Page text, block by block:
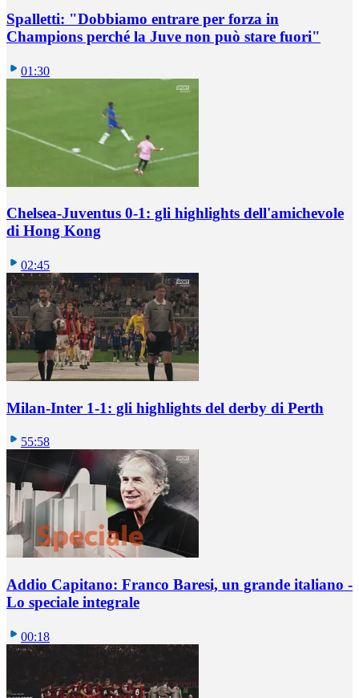
Spalletti: "Dobbiamo entrare per forza in
Champions perché la Juve non può stare fuori"
01:30
Chelsea-Juventus 0-1: gli highlights dell'amichevole
di Hong Kong
02:45
Milan-Inter 1-1: gli highlights del derby di Perth
55:58
Addio Capitano: Franco Baresi, un grande italiano -
Lo speciale integrale
00:18